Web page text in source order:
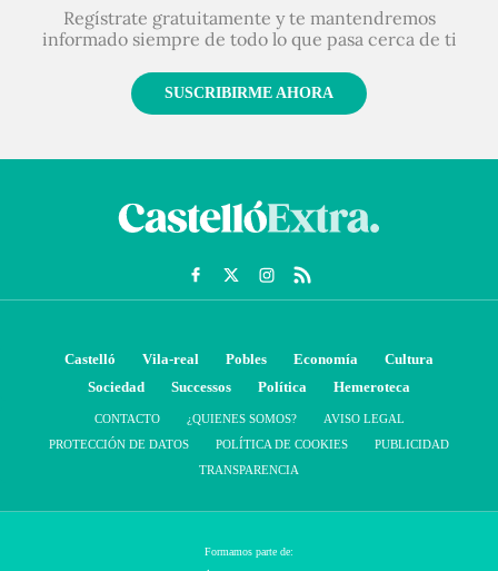
Regístrate gratuitamente y te mantendremos
informado siempre de todo lo que pasa cerca de ti
SUSCRIBIRME AHORA
Castelló Vila-real Pobles Economía
Cultura
Sociedad
Successos Política Hemeroteca
CONTACTO ¿QUIENES SOMOS?
AVISO LEGAL
PROTECCIÓN DE DATOS
POLÍTICA DE COOKIES
PUBLICIDAD
TRANSPARENCIA
Formamos parte de: